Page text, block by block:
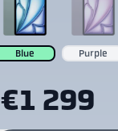
Blue Purple
€1 299